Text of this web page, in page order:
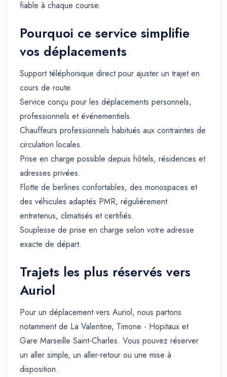
fiable à chaque course.
Pourquoi ce service simplifie
vos déplacements
Support téléphonique direct pour ajuster un trajet en
cours de route.
Service conçu pour les déplacements personnels,
professionnels et événementiels.
Chauffeurs professionnels habitués aux contraintes de
circulation locales.
Prise en charge possible depuis hôtels, résidences et
adresses privées.
Flotte de berlines confortables, des monospaces et
des véhicules adaptés PMR, régulièrement
entretenus, climatisés et certifiés.
Souplesse de prise en charge selon votre adresse
exacte de départ.
Trajets les plus réservés vers
Auriol
Pour un déplacement vers Auriol, nous partons
notamment de La Valentine, Timone - Hopitaux et
Gare Marseille Saint-Charles. Vous pouvez réserver
un aller simple, un aller-retour ou une mise à
disposition.